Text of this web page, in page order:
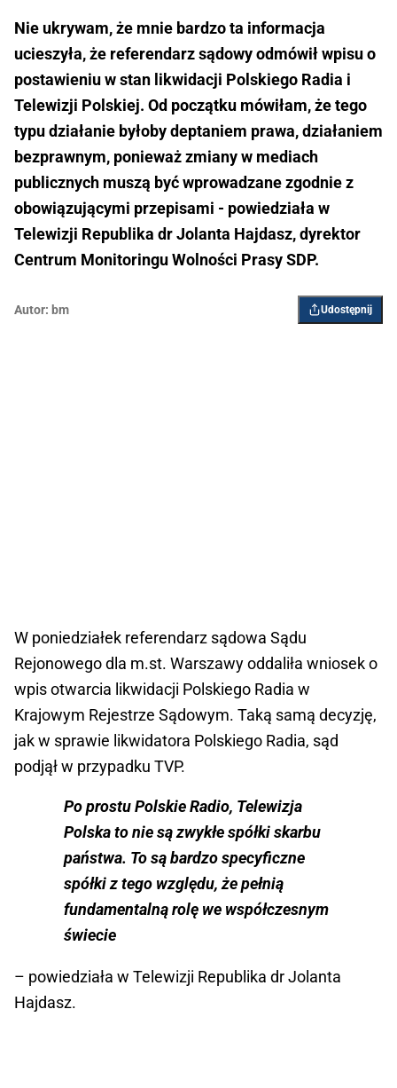
Nie ukrywam, że mnie bardzo ta informacja
ucieszyła, że referendarz sądowy odmówił wpisu o
postawieniu w stan likwidacji Polskiego Radia i
Telewizji Polskiej. Od początku mówiłam, że tego
typu działanie byłoby deptaniem prawa, działaniem
bezprawnym, ponieważ zmiany w mediach
publicznych muszą być wprowadzane zgodnie z
obowiązującymi przepisami - powiedziała w
Telewizji Republika dr Jolanta Hajdasz, dyrektor
Centrum Monitoringu Wolności Prasy SDP.
Autor: bm Udostępnij
W poniedziałek referendarz sądowa Sądu
Rejonowego dla m.st. Warszawy oddaliła wniosek o
wpis otwarcia likwidacji Polskiego Radia w
Krajowym Rejestrze Sądowym. Taką samą decyzję,
jak w sprawie likwidatora Polskiego Radia, sąd
podjął w przypadku TVP.
Po prostu Polskie Radio, Telewizja
Polska to nie są zwykłe spółki skarbu
państwa. To są bardzo specyficzne
spółki z tego względu, że pełnią
fundamentalną rolę we współczesnym
świecie
– powiedziała w Telewizji Republika dr Jolanta
Hajdasz.